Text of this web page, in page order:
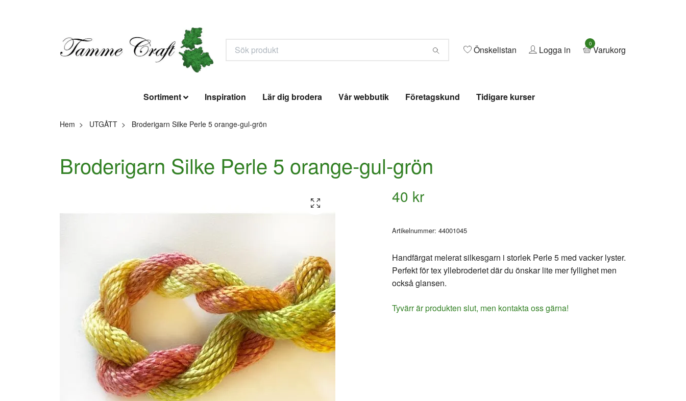
Önskelistan Logga in
0
Varukorg
Sortiment Inspiration Lär dig brodera Vår webbutik Företagskund Tidigare kurser
Hem UTGÅTT Broderigarn Silke Perle 5 orange-gul-grön
Broderigarn Silke Perle 5 orange-gul-grön
40 kr
Artikelnummer: 44001045
Handfärgat melerat silkesgarn i storlek Perle 5 med vacker lyster.
Perfekt för tex yllebroderiet där du önskar lite mer fyllighet men
också glansen.
Tyvärr är produkten slut, men kontakta oss gärna!